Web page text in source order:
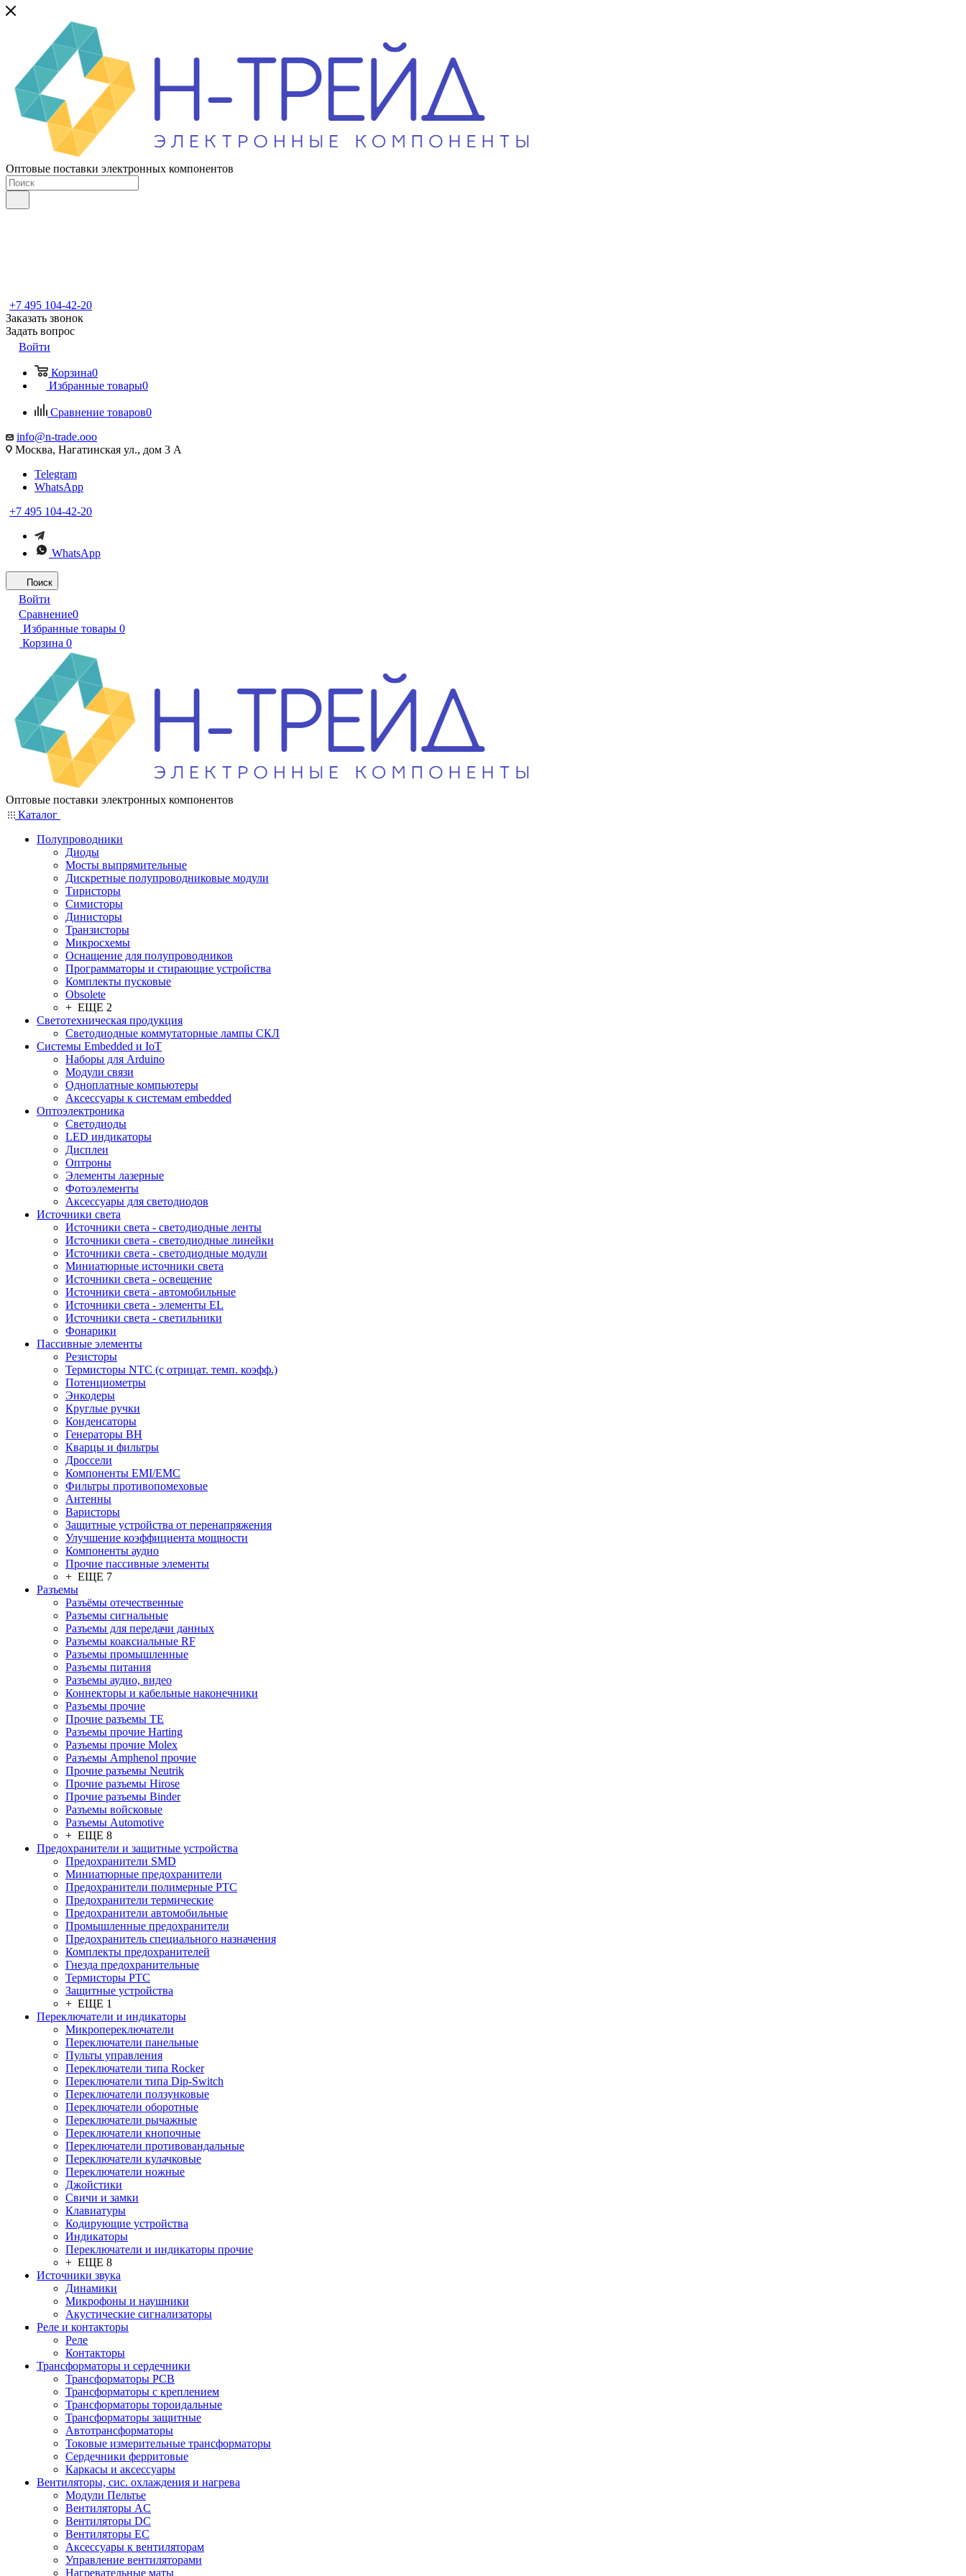
Оптовые поставки электронных компонентов
+7 495 104-42-20
Заказать звонок
Задать вопрос
Войти
Корзина0
Избранные товары0
Сравнение товаров0
info@n-trade.ooo
Москва, Нагатинская ул., дом 3 А
Telegram
WhatsApp
+7 495 104-42-20
WhatsApp
Поиск
Войти
Сравнение0
Избранные товары 0
Корзина 0
Оптовые поставки электронных компонентов
Каталог
Полупроводники
Диоды
Мосты выпрямительные
Дискретные полупроводниковые модули
Тиристоры
Симисторы
Динисторы
Транзисторы
Микросхемы
Оснащение для полупроводников
Программаторы и стирающие устройства
Комплекты пусковые
Obsolete
+ ЕЩЕ 2
Светотехническая продукция
Светодиодные коммутаторные лампы СКЛ
Системы Embedded и IoT
Наборы для Arduino
Модули связи
Одноплатные компьютеры
Аксессуары к системам embedded
Oптоэлектроника
Светодиоды
LED индикаторы
Дисплеи
Оптроны
Элементы лазерные
Фотоэлементы
Аксессуары для светодиодов
Источники света
Источники света - светодиодные ленты
Источники света - светодиодные линейки
Источники света - светодиодные модули
Миниатюрные источники света
Источники света - освещение
Источники света - автомобильные
Источники света - элементы EL
Источники света - светильники
Фонарики
Пассивные элементы
Резисторы
Термисторы NTC (с отрицат. темп. коэфф.)
Потенциометры
Энкодеры
Круглые ручки
Конденсаторы
Генераторы ВН
Кварцы и фильтры
Дроссели
Компоненты EMI/EMC
Фильтры противопомеховые
Антенны
Варисторы
Защитные устройства от перенапряжения
Улучшение коэффициента мощности
Компоненты аудио
Прочие пассивные элементы
+ ЕЩЕ 7
Разъeмы
Разъёмы отечественные
Разъeмы сигнальные
Разъeмы для передачи данных
Разъeмы коаксиальные RF
Разъeмы промышленные
Разъeмы питания
Разъeмы аудио, видео
Коннекторы и кабельные наконечники
Разъeмы прочие
Прочие разъемы TE
Разъемы прочие Harting
Разъемы прочие Molex
Разъемы Amphenol прочие
Прочие разъемы Neutrik
Прочие разъемы Hirose
Прочие разъемы Binder
Разъемы войсковые
Разъeмы Automotive
+ ЕЩЕ 8
Предохранители и защитные устройства
Предохранители SMD
Миниатюрные предохранители
Предохранители полимерные PTC
Предохранители термические
Предохранители автомобильные
Промышленные предохранители
Предохранитель специального назначения
Комплекты предохранителей
Гнезда предохранительные
Термисторы PTC
Защитные устройства
+ ЕЩЕ 1
Переключатели и индикаторы
Микропереключатели
Переключатели панельные
Пульты управления
Переключатели типа Rocker
Переключатели типа Dip-Switch
Переключатели ползунковые
Переключатели оборотные
Переключатели рычажные
Переключатели кнопочные
Переключатели противовандальные
Переключатели кулачковые
Переключатели ножные
Джойстики
Свичи и замки
Клавиатуры
Кодирующие устройства
Индикаторы
Переключатели и индикаторы прочие
+ ЕЩЕ 8
Источники звука
Динамики
Микрофоны и наушники
Акустические сигнализаторы
Реле и контакторы
Реле
Контакторы
Трансформаторы и сердечники
Трансформаторы PCB
Трансформаторы с креплением
Трансформаторы тороидальные
Трансформаторы защитные
Автотрансформаторы
Токовые измерительные трансформаторы
Сердечники ферритовые
Каркасы и аксессуары
Вентиляторы, сис. охлаждения и нагрева
Модули Пельтье
Вентиляторы AC
Вентиляторы DC
Вентиляторы EC
Аксессуары к вентиляторам
Управление вентиляторами
Нагревательные маты